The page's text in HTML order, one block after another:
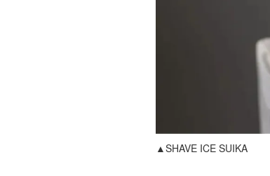
▲SHAVE ICE SUIKA